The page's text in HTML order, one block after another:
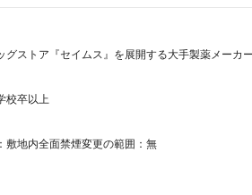
ストア『セイムス』を展開する大手製薬メーカー
校卒以上
敷地内全面禁煙変更の範囲：無